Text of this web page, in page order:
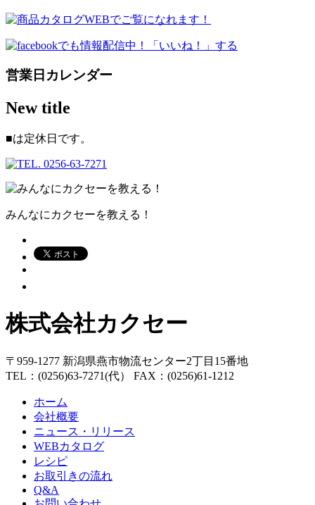
営業日カレンダー
New title
■は定休日です。
みんなにカクセーを教える！
株式会社カクセー
〒959-1277 新潟県燕市物流センター2丁目15番地
TEL：(0256)63-7271(代） FAX：(0256)61-1212
ホーム
会社概要
ニュース・リリース
WEBカタログ
レシピ
お取引きの流れ
Q&A